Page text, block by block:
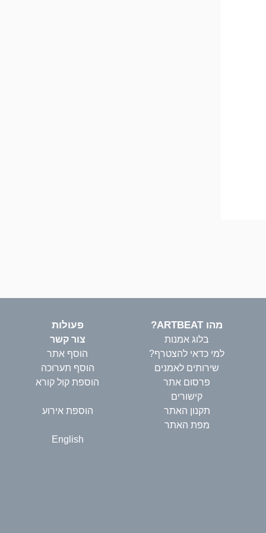
מהו ARTBEAT?
בלוג אמנות
למי כדאי להצטרף?
שירותים לאמנים
פרסום אתר
קישורים
תקנון האתר
מפת האתר
פעולות
צור קשר
הוסף אתר
הוסף תערוכה
הוספת קול קורא
הוספת אירוע
English